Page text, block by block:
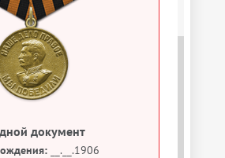
документ
__.__.1906